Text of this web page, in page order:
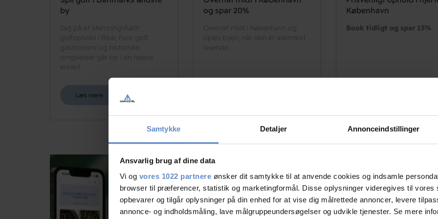
Samtykke Detaljer Annonceindstillinger
Ansvarlig brug af dine data
Vi og vores 1022 partnere ønsker dit samtykke til at anvende cookies og indsamle
browser til præferencer, statistik og marketingformål. Disse oplysninger videregives til vores
opbevarer og tilgår oplysninger på din enhed for at vise dig målrettede annoncer, levere
annonce- og indholdsmåling, lave målgruppeundersøgelser og udvikle tjenester. Se mere
by
Tag på et stemningsfuldt
golfophold i Ribe, hvor golf,
gastronomi og historiske
omgivelser går op i en højere
enhed.
Læs mere
og spar 20%
Overnat midt i København og
oplev byen, når den er allermest
levende.
København
Book tidligt og spar 15%
Nyhedsbrev
Få konkurrencer, eksklusive